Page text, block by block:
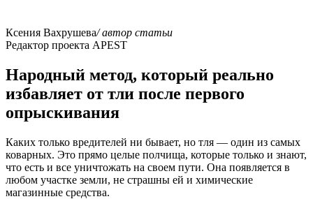
Ксения Вахрушева/ автор статьи
Редактор проекта APEST
Народный метод, который реально
избавляет от тли после первого
опрыскивания
Каких только вредителей ни бывает, но тля — один из самых
коварных. Это прямо целые полчища, которые только и знают,
что есть и все уничтожать на своем пути. Она появляется в
любом участке земли, не страшны ей и химические
магазинные средства.